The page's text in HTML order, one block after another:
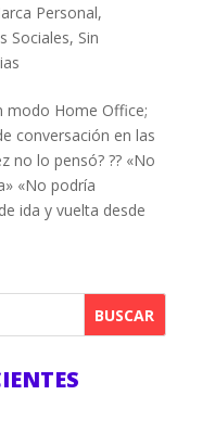
Personal,
Sociales, Sin
modo Home Office;
conversación en las
no lo pensó? ?? «No
«No podría
ida y vuelta desde
BUSCAR